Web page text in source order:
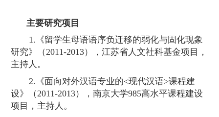
主要研究项目
1. 《留学生母语语序负迁移的弱化与固化现象
研究》（2011-2013），江苏省人文社科基金项目，
主持人。
2. 《面向对外汉语专业的<现代汉语>课程建
设》（2011-2013），南京大学985高水平课程建设
项目，主持人。